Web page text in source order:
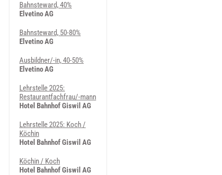
Bahnsteward, 40%
Elvetino AG
Bahnsteward, 50-80%
Elvetino AG
Ausbildner/-in, 40-50%
Elvetino AG
Lehrstelle 2025:
Restaurantfachfrau/-mann
Hotel Bahnhof Giswil AG
Lehrstelle 2025: Koch /
Köchin
Hotel Bahnhof Giswil AG
Köchin / Koch
Hotel Bahnhof Giswil AG